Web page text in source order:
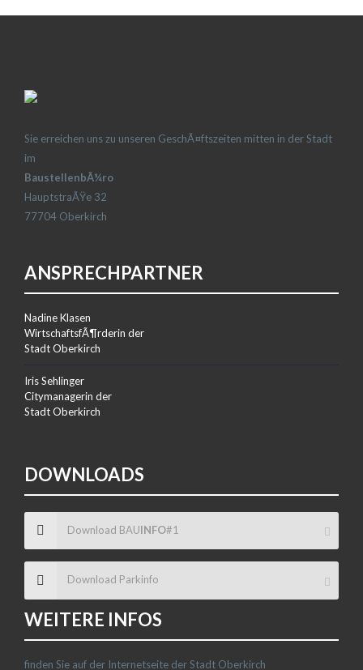
Sie erreichen uns zu unseren GeschÃ¤ftszeiten mitten in der Stadt
im
BaustellenbÃ¼ro
HauptstraÃŸe 32
77704 Oberkirch
ANSPRECHPARTNER
Nadine Klasen
WirtschaftsfÃ¶rderin der
Stadt Oberkirch
Iris Sehlinger
Citymanagerin der
Stadt Oberkirch
DOWNLOADS
Download BAUINFO#1
Download Parkinfo
WEITERE INFOS
finden Sie auf der Internetseite der Stadt Oberkirch